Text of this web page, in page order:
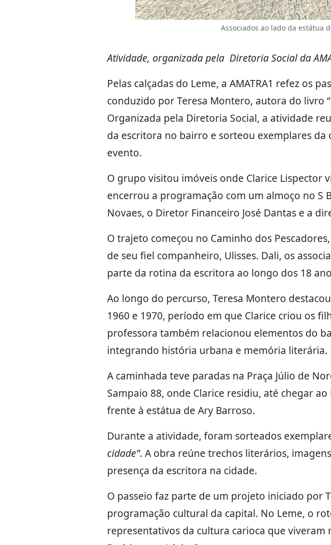
Associados ao lado da estátua
Atividade, organizada pela Diretoria Social da
Pelas calçadas do Leme, a AMATRA1 refez os
conduzido por Teresa Montero, autora do livro “
Organizada pela Diretoria Social, a atividade
da escritora no bairro e sorteou exemplares
evento.
O grupo visitou imóveis onde Clarice Lispector
encerrou a programação com um almoço no S
Novaes, o Diretor Financeiro José Dantas e a
O trajeto começou no Caminho dos
de seu fiel companheiro, Ulisses. Dali, os
parte da rotina da escritora ao longo dos 18
Ao longo do percurso, Teresa Montero
1960 e 1970, período em que Clarice criou os
professora também relacionou elementos do
integrando história urbana e memória literária.
A caminhada teve paradas na Praça Júlio de
Sampaio 88, onde Clarice residiu, até chegar
frente à estátua de Ary Barroso.
Durante a atividade, foram sorteados
cidade”. A obra reúne trechos literários,
presença da escritora na cidade.
O passeio faz parte de um projeto iniciado por
programação cultural da capital. No Leme, o
representativos da cultura carioca que